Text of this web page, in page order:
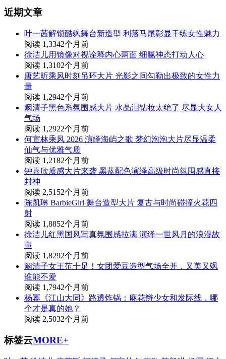
近期文章
叶一茜解锁酷飒舞台新造型 利落马尾彰显干练女性魅力
阅读 1,3342个月前
徐洁儿用镜像对视诠释内心两面 细腻神态打动人心
阅读 1,3102个月前
唐艺昕乘风时刻吊环大片 光影之间勾勒出极致的女性力
量
阅读 1,2942个月前
阚清子黑色系氛围感大片 水晶泪钻妆太绝了 尽显大女人
气场
阅读 1,2922个月前
何宣林乘风 2026 演绎海屿之歌 梦幻泡泡大片尽显温柔
仙气与优雅气质
阅读 1,2182个月前
钟嘉欣质感大片来袭 黑蓝配色演绎高级时尚氛围感直接
封神
阅读 2,5152个月前
陈凯琳 BarbieGirl 舞台造型大片 复古与时尚碰撞火花四
射
阅读 1,8852个月前
徐洁儿红黑国风写真氛围感拉满 演绎一世风月的浪漫故
事
阅读 1,8292个月前
阚清子女王范十足！女团爱豆造型气场全开，又美又飒
谁能不爱
阅读 1,7942个月前
杨幂《江山大同》路透炸锅：麻花辫少女和发际线，哪
个才是真的她？
阅读 2,5032个月前
标签云MORE+